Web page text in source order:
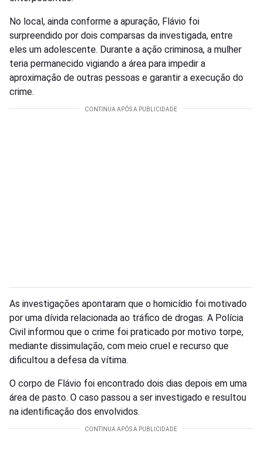
No local, ainda conforme a apuração, Flávio foi
surpreendido por dois comparsas da investigada, entre
eles um adolescente. Durante a ação criminosa, a mulher
teria permanecido vigiando a área para impedir a
aproximação de outras pessoas e garantir a execução do
crime.
As investigações apontaram que o homicídio foi motivado
por uma dívida relacionada ao tráfico de drogas. A Polícia
Civil informou que o crime foi praticado por motivo torpe,
mediante dissimulação, com meio cruel e recurso que
dificultou a defesa da vítima.
O corpo de Flávio foi encontrado dois dias depois em uma
área de pasto. O caso passou a ser investigado e resultou
na identificação dos envolvidos.